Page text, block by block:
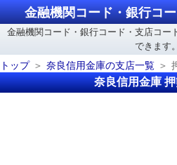
金融機関コード・銀行コ
金融機関コード・銀行コード・支店コー
できます。
トップ
奈良信用金庫の支店一覧
奈良信用金庫